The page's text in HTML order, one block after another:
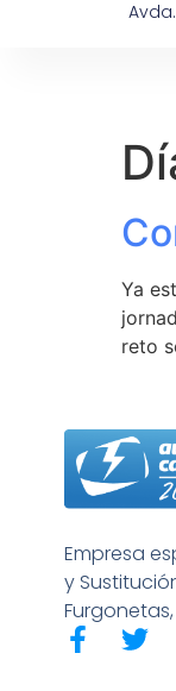
Ya
reto
Empresa
y